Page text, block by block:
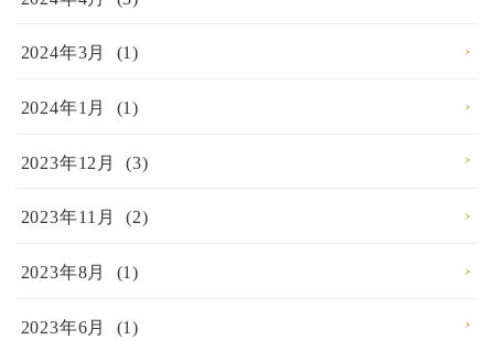
2024年3月 (1)
2024年1月 (1)
2023年12月 (3)
2023年11月 (2)
2023年8月 (1)
2023年6月 (1)